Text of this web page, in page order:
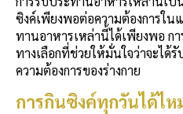
ซิงค์เพียงพอต่อความต้องการใน
ทานอาหารเหล่านี้ได้เพียงพอ ก
ทางเลือกที่ช่วยให้มั่นใจว่าจะไ
ความต้องการของร่างกาย
การกินซิงค์ทุกวันได้ไห